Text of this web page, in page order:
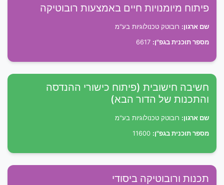
פיתוח מיומנויות חיים באמצעות רובוטיקה
שם ארגון: רובוטק טכנולוגיות בע"מ
מספר תוכנית בגפ"ן:
חשיבה חישובית (פיתוח כישורי ההנדסה
והתכנות של הדור הבא)
שם ארגון: רובוטק טכנולוגיות בע"מ
מספר תוכנית בגפ"ן:
תכנות ורובוטיקה ביסודי